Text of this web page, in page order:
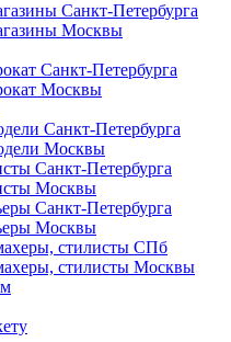
Санкт-Петербурга
Москвы
Санкт-Петербурга
Москвы
Санкт-Петербурга
Москвы
Санкт-Петербурга
Москвы
Санкт-Петербурга
Москвы
стилисты СПб
стилисты Москвы